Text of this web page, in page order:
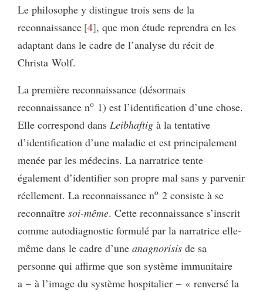
Le philosophe y distingue trois sens de la
reconnaissance 4 , que mon étude reprendra en les
adaptant dans le cadre de l’analyse du récit de
Christa Wolf.
La première reconnaissance (désormais
reconnaissance no 1) est l’identification d’une chose.
Elle correspond dans Leibhaftig à la tentative
d’identification d’une maladie et est principalement
menée par les médecins. La narratrice tente
également d’identifier son propre mal sans y parvenir
réellement. La reconnaissance no 2 consiste à se
reconnaître soi-même. Cette reconnaissance s’inscrit
comme autodiagnostic formulé par la narratrice elle-
même dans le cadre d’une anagnorisis de sa
personne qui affirme que son système immunitaire
a – à l’image du système hospitalier – « renversé la